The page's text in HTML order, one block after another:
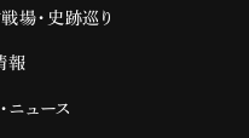
場・史跡巡り
報
ニュース